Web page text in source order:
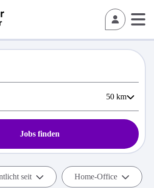
50 km
Jobs finden
seit Home-Office